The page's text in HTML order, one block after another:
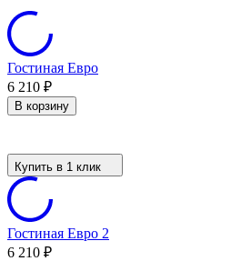
Гостиная Евро
6 210 ₽
В корзину
Купить в 1 клик
Гостиная Евро 2
6 210 ₽